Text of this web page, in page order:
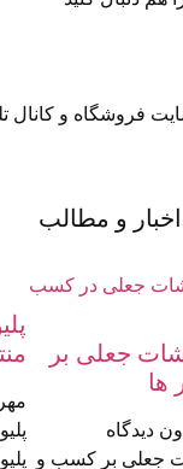
فروشگاه⁠⁠ و
و مطالب
جعلی بر
ها
دیدگاه
جعلی بر کسب‌ و
مهر 16,